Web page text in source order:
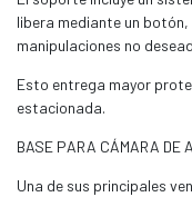
libera mediante un
manipulaciones no
Esto entrega mayor
estacionada.
BASE PARA CÁMARA DE
Una de sus principales